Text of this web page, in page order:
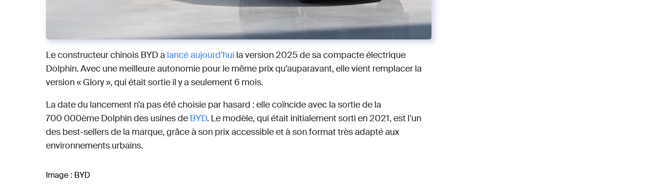
Le constructeur chinois BYD a lancé aujourd’hui la version 2025 de sa compacte électrique
Dolphin. Avec une meilleure autonomie pour le même prix qu’auparavant, elle vient remplacer la
version « Glory », qui était sortie il y a seulement 6 mois.
La date du lancement n’a pas été choisie par hasard : elle coïncide avec la sortie de la
700 000ème Dolphin des usines de BYD. Le modèle, qui était initialement sorti en 2021, est l’un
des best-sellers de la marque, grâce à son prix accessible et à son format très adapté aux
environnements urbains.
Image : BYD